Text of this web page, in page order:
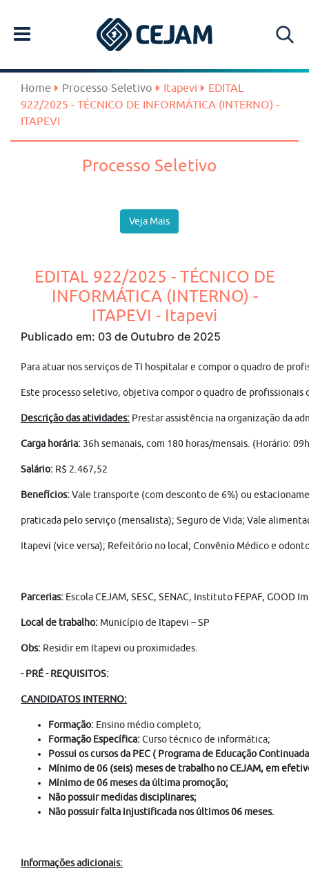
Home Processo Seletivo Itapevi
EDITAL
922/2025 - TÉCNICO DE INFORMÁTICA (INTERNO) -
ITAPEVI
Processo Seletivo
Veja Mais
EDITAL 922/2025 - TÉCNICO DE
INFORMÁTICA (INTERNO) -
ITAPEVI - Itapevi
Publicado em: 03 de Outubro de 2025
Para atuar nos serviços de TI hospitalar e compor o quadro de
Este processo seletivo, objetiva compor o quadro de
Descrição das atividades: Prestar assistência na organização da
Carga horária: 36h semanais, com 180 horas/mensais. (Horário:
Salário: R$ 2.467,52
Benefícios:Vale transporte (com desconto de 6%) ou
praticada pelo serviço (mensalista); Seguro de Vida; Vale
Itapevi (vice versa); Refeitório no local; Convênio Médico e
Parcerias: Escola CEJAM, SESC, SENAC, Instituto FEPAF, GOOD
Local de trabalho: Município de Itapevi –SP
Obs: Residir em Itapevi ou proximidades.
- PRÉ - REQUISITOS:
CANDIDATOS INTERNO:
Formação: Ensino médio completo;
Formação Específica:Curso técnico de informática;
Possui os cursos da PEC ( Programa de Educação
Mínimo de 06 (seis) meses de trabalho no CEJAM, em
Mínimo de 06 meses da última promoção;
Não possuir medidas disciplinares;
Não possuir falta injustificada nos últimos 06 meses.
Informações adicionais: